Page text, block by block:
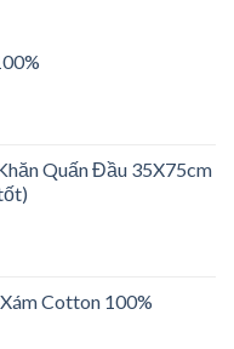
Quấn Đầu 35X75cm
Cotton 100%